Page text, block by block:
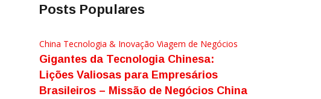
Posts Populares
China Tecnologia & Inovação Viagem de Negócios
Gigantes da Tecnologia Chinesa:
Lições Valiosas para Empresários
Brasileiros – Missão de Negócios China